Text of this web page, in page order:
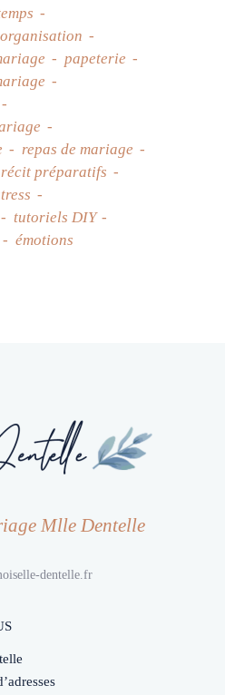
organisation
papeterie
repas de mariage
récit préparatifs
tutoriels DIY
émotions
Mlle Dentelle
dentelle.fr